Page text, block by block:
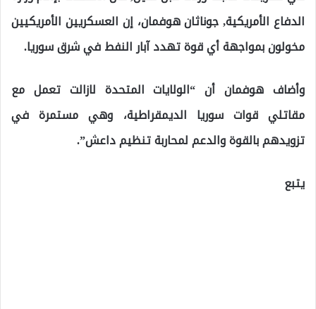
الدفاع الأمريكية, جوناثان هوفمان، إن العسكريين الأمريكيين
مخولون بمواجهة أي قوة تهدد آبار النفط في شرق سوريا.
وأضاف هوفمان أن “الولايات المتحدة لازالت تعمل مع
مقاتلي قوات سوريا الديمقراطية، وهي مستمرة في
تزويدهم بالقوة والدعم لمحاربة تنظيم داعش”.
يتبع